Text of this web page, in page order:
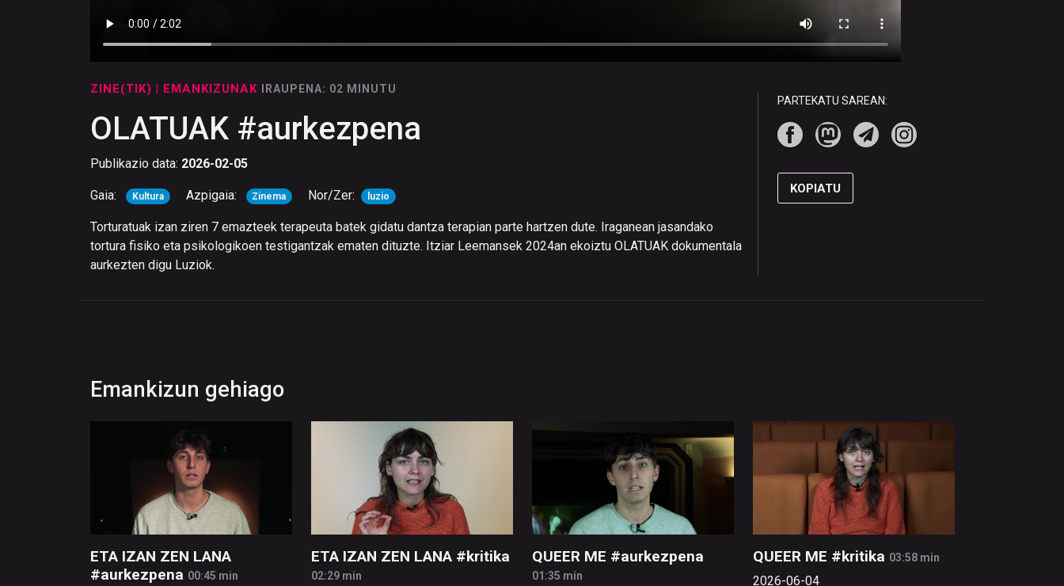
ZINE(TIK) | EMANKIZUNAK IRAUPENA: 02 MINUTU
OLATUAK #aurkezpena
Publikazio data: 2026-02-05
Gaia: Kultura Azpigaia: Zinema Nor/Zer: luzio
Torturatuak izan ziren 7 emazteek terapeuta batek gidatu dantza terapian parte hartzen dute. Iraganean jasandako
tortura fisiko eta psikologikoen testigantzak ematen dituzte. Itziar Leemansek 2024an ekoiztu OLATUAK dokumentala
aurkezten digu Luziok.
PARTEKATU SAREAN:
KOPIATU
Emankizun gehiago
ETA IZAN ZEN LANA
#aurkezpena 00:45 min
ETA IZAN ZEN LANA #kritika
02:29 min
QUEER ME #aurkezpena
01:35 min
QUEER ME #kritika 03:58 min
2026-06-04